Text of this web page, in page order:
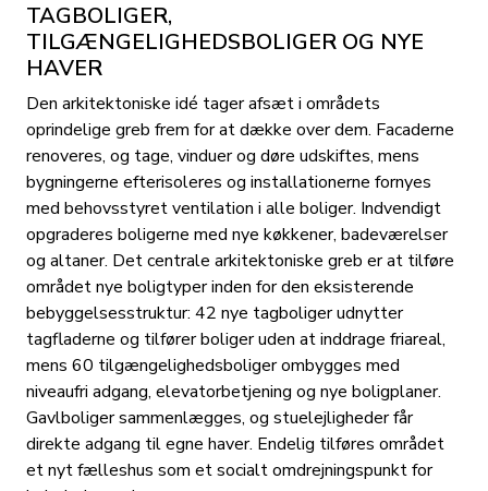
TAGBOLIGER,
TILGÆNGELIGHEDSBOLIGER OG NYE
HAVER
Den arkitektoniske idé tager afsæt i områdets
oprindelige greb frem for at dække over dem. Facaderne
renoveres, og tage, vinduer og døre udskiftes, mens
bygningerne efterisoleres og installationerne fornyes
med behovsstyret ventilation i alle boliger. Indvendigt
opgraderes boligerne med nye køkkener, badeværelser
og altaner. Det centrale arkitektoniske greb er at tilføre
området nye boligtyper inden for den eksisterende
bebyggelsesstruktur: 42 nye tagboliger udnytter
tagfladerne og tilfører boliger uden at inddrage friareal,
mens 60 tilgængelighedsboliger ombygges med
niveaufri adgang, elevatorbetjening og nye boligplaner.
Gavlboliger sammenlægges, og stuelejligheder får
direkte adgang til egne haver. Endelig tilføres området
et nyt fælleshus som et socialt omdrejningspunkt for